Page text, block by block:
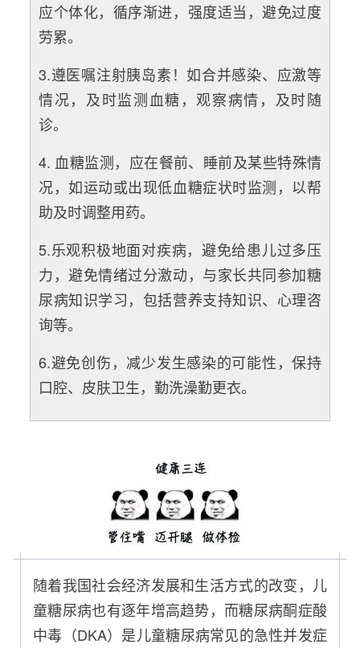
应个体化，循序渐进，强度适当，避免过度
劳累。
3.遵医嘱注射胰岛素！如合并感染、应激等
情况，及时监测血糖，观察病情，及时随
诊。
4. 血糖监测，应在餐前、睡前及某些特殊情
况，如运动或出现低血糖症状时监测，以帮
助及时调整用药。
5.乐观积极地面对疾病，避免给患儿过多压
力，避免情绪过分激动，与家长共同参加糖
尿病知识学习，包括营养支持知识、心理咨
询等。
6.避免创伤，减少发生感染的可能性，保持
口腔、皮肤卫生，勤洗澡勤更衣。
随着我国社会经济发展和生活方式的改变，儿
童糖尿病也有逐年增高趋势，而糖尿病酮症酸
中毒（DKA）是儿童糖尿病常见的急性并发症